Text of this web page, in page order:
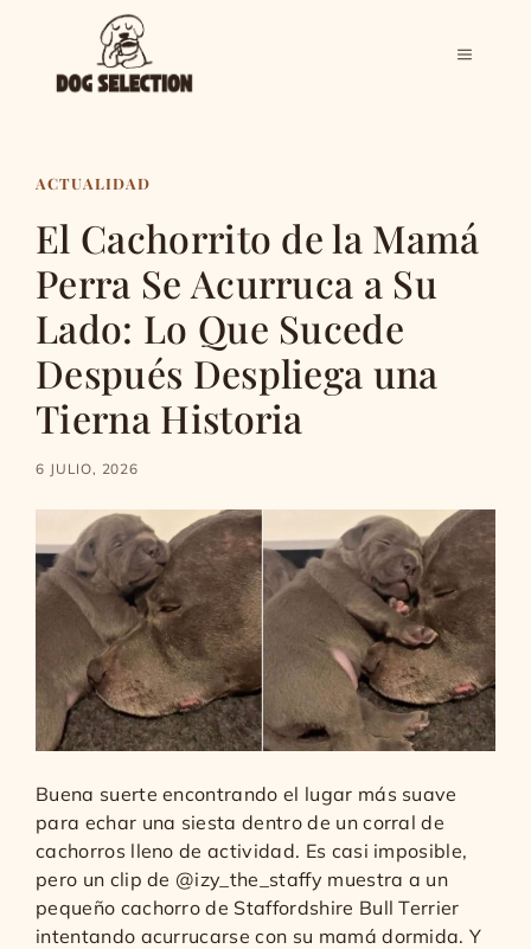
contenido
MENÚ
ACTUALIDAD
El Cachorrito de la Mamá
Perra Se Acurruca a Su
Lado: Lo Que Sucede
Después Despliega una
Tierna Historia
6 JULIO, 2026
Buena suerte encontrando el lugar más suave
para echar una siesta dentro de un corral de
cachorros lleno de actividad. Es casi imposible,
pero un clip de @izy_the_staffy muestra a un
pequeño cachorro de Staffordshire Bull Terrier
intentando acurrucarse con su mamá dormida. Y